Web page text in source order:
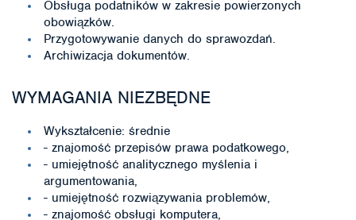
Obsługa podatników w zakresie powierzonych
obowiązków.
Przygotowywanie danych do sprawozdań.
Archiwizacja dokumentów.
WYMAGANIA NIEZBĘDNE
Wykształcenie: średnie
- znajomość przepisów prawa podatkowego,
- umiejętność analitycznego myślenia i
argumentowania,
- umiejętność rozwiązywania problemów,
- znajomość obsługi komputera,